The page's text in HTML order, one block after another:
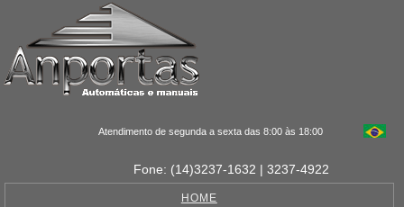
Atendimento de segunda a sexta das 8:00 às 18:00
Fone: (14)3237-1632 | 3237-4922
HOME